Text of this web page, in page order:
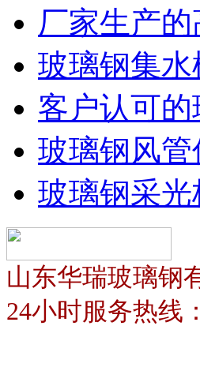
厂家生产
玻璃钢集
客户认可
玻璃钢风
玻璃钢采
山东华瑞玻璃钢
24小时服务热线：